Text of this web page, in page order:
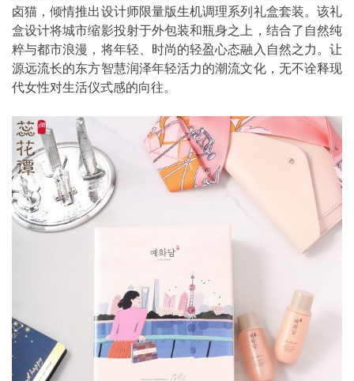
卤猫，倾情推出设计师限量版生机调理系列礼盒套装。该礼
盒设计将城市缩影投射于外包装和瓶身之上，结合了自然纯
粹与都市浪漫，将年轻、时尚的轻盈心态融入自然之力。让
源远流长的东方智慧润泽年轻活力的潮流文化，无不诠释现
代女性对生活仪式感的向往。